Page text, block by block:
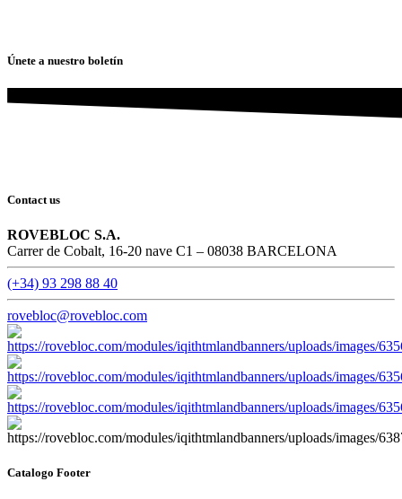
Únete a nuestro boletín
Contact us
ROVEBLOC S.A.
Carrer de Cobalt, 16-20 nave C1 – 08038 BARCELONA
(+34) 93 298 88 40
rovebloc@rovebloc.com
Catalogo Footer